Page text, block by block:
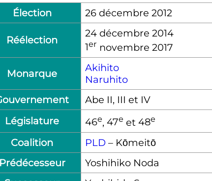
Élection 26 décembre 2012
Réélection
24 décembre 2014
1er novembre 2017
Monarque
Akihito
Naruhito
Abe II, III et IV
Législature
46e, 47e et 48e
Coalition PLD – Kōmeitō
Yoshihiko Noda